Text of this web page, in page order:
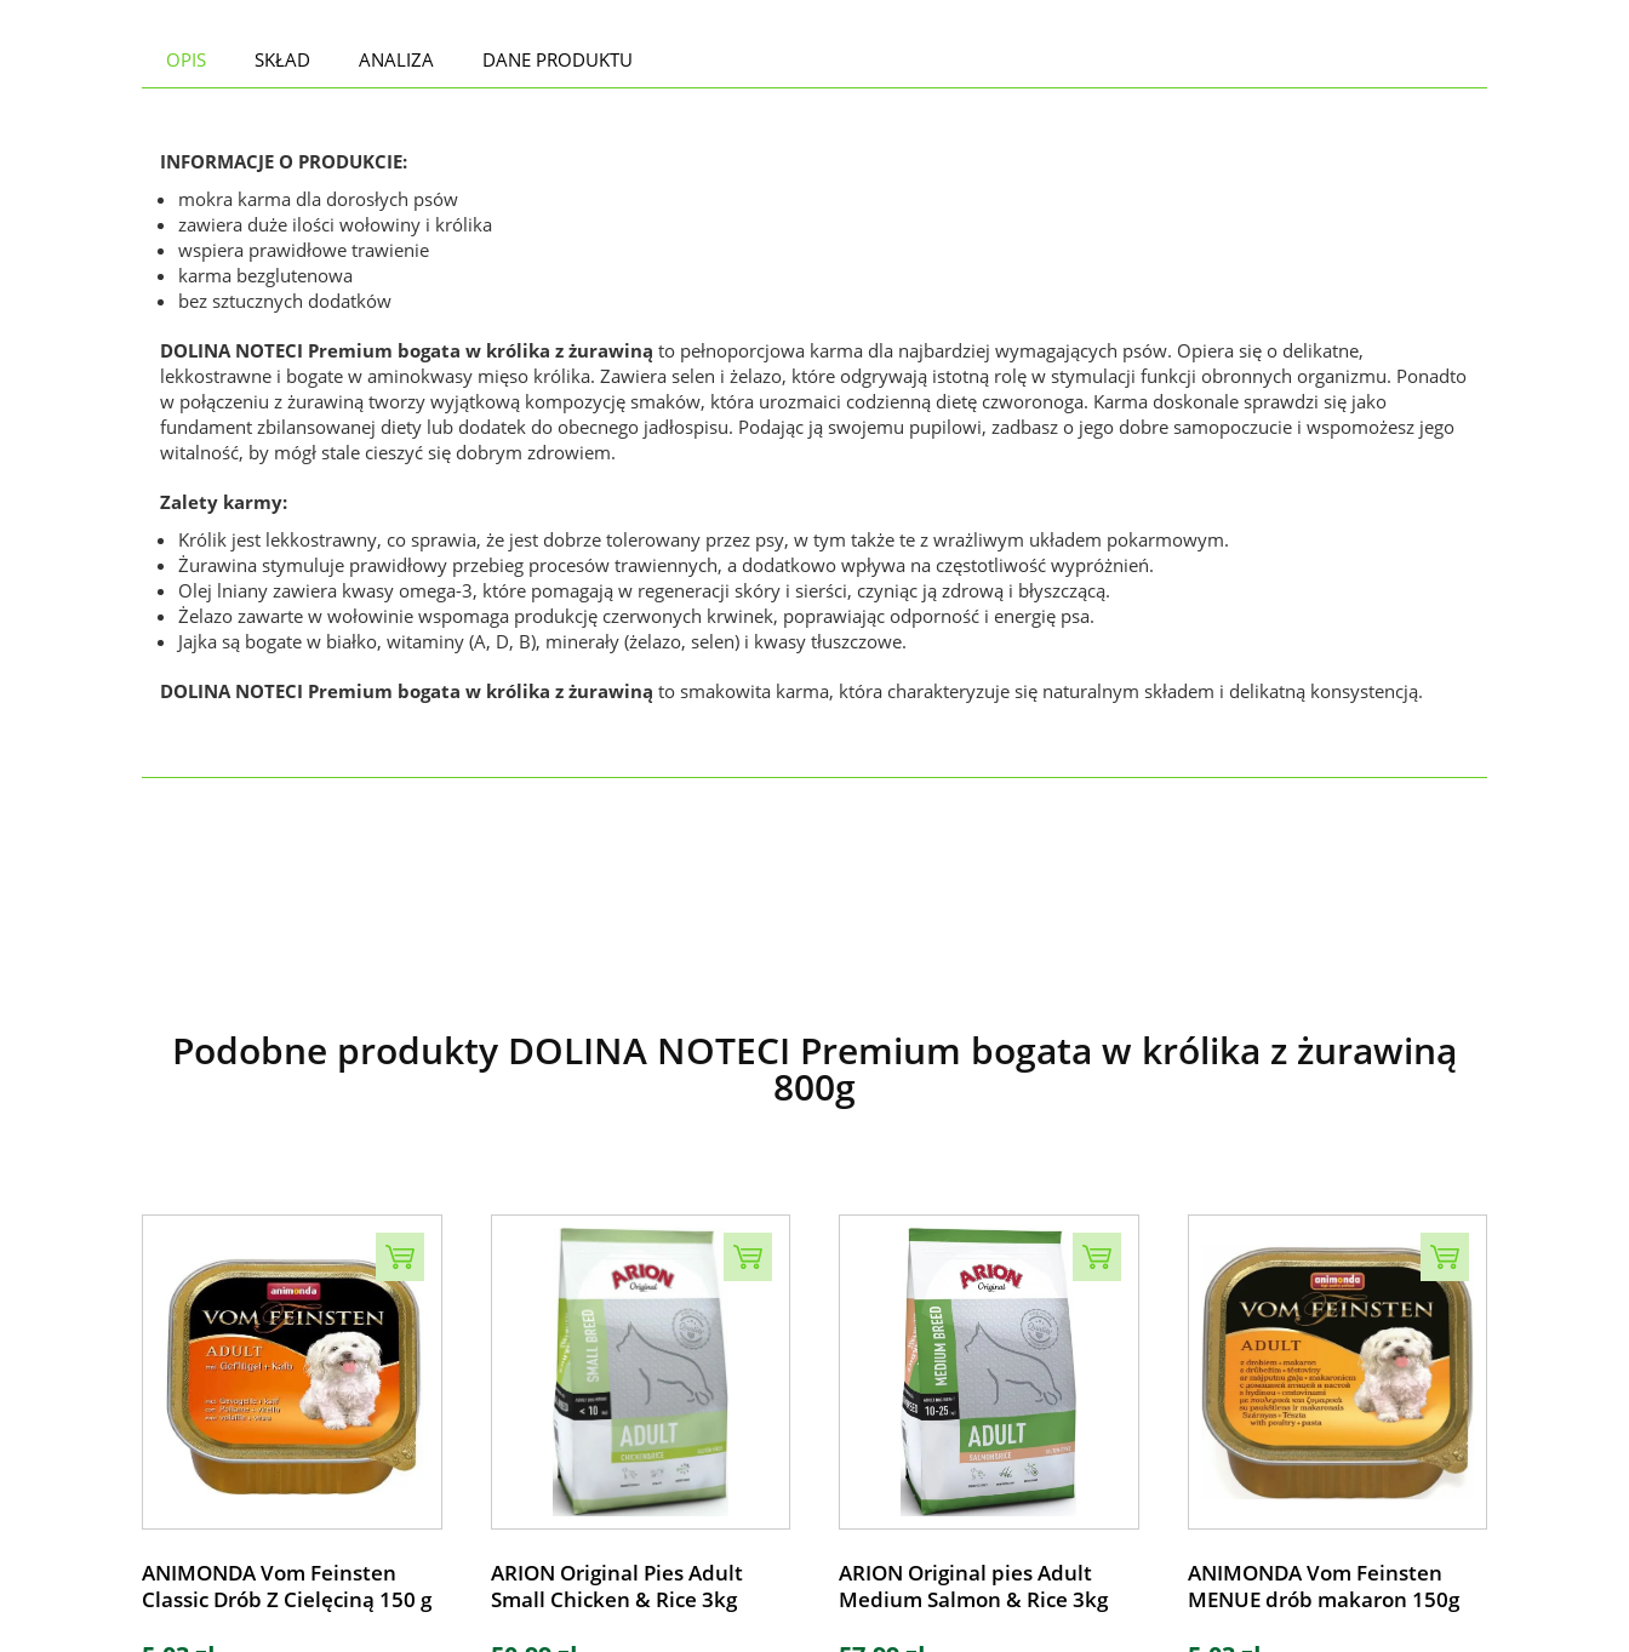
OPIS SKŁAD ANALIZA DANE PRODUKTU
INFORMACJE O PRODUKCIE:
mokra karma dla dorosłych psów
zawiera duże ilości wołowiny i królika
wspiera prawidłowe trawienie
karma bezglutenowa
bez sztucznych dodatków
DOLINA NOTECI Premium bogata w królika z żurawiną to pełnoporcjowa karma dla najbardziej wymagających psów. Opiera się o delikatne,
lekkostrawne i bogate w aminokwasy mięso królika. Zawiera selen i żelazo, które odgrywają istotną rolę w stymulacji funkcji obronnych organizmu. Ponadto
w połączeniu z żurawiną tworzy wyjątkową kompozycję smaków, która urozmaici codzienną dietę czworonoga. Karma doskonale sprawdzi się jako
fundament zbilansowanej diety lub dodatek do obecnego jadłospisu. Podając ją swojemu pupilowi, zadbasz o jego dobre samopoczucie i wspomożesz jego
witalność, by mógł stale cieszyć się dobrym zdrowiem.
Zalety karmy:
Królik jest lekkostrawny, co sprawia, że jest dobrze tolerowany przez psy, w tym także te z wrażliwym układem pokarmowym.
Żurawina stymuluje prawidłowy przebieg procesów trawiennych, a dodatkowo wpływa na częstotliwość wypróżnień.
Olej lniany zawiera kwasy omega-3, które pomagają w regeneracji skóry i sierści, czyniąc ją zdrową i błyszczącą.
Żelazo zawarte w wołowinie wspomaga produkcję czerwonych krwinek, poprawiając odporność i energię psa.
Jajka są bogate w białko, witaminy (A, D, B), minerały (żelazo, selen) i kwasy tłuszczowe.
DOLINA NOTECI Premium bogata w królika z żurawiną to smakowita karma, która charakteryzuje się naturalnym składem i delikatną konsystencją.
Podobne produkty DOLINA NOTECI Premium bogata w królika z żurawiną
800g
ANIMONDA Vom Feinsten
Classic Drób Z Cielęciną 150 g
ARION Original Pies Adult
Small Chicken & Rice 3kg
ARION Original pies Adult
Medium Salmon & Rice 3kg
ANIMONDA Vom Feinsten
MENUE drób makaron 150g